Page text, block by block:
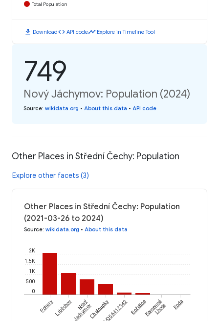
Total Population
download Downloadcode API codetimeline Explore in Timeline Tool
749
Nový Jáchymov: Population (2024)
Source: wikidata.org • About this data • API code
Other Places in Střední Čechy: Population
Explore other facets (3)
Other Places in Střední Čechy: Population
(2021-03-26 to 2024)
Source: wikidata.org • About this data
0
500
1K
1.5K
2K
Pchery Liběchov Nový
JáchymovChaloupky BořeticeKamenná
Lhota Koda